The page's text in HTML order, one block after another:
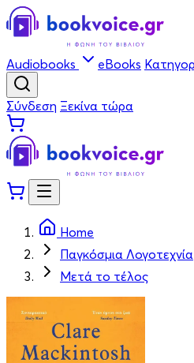
Audiobooks eBooks
Σύνδεση Ξεκίνα τώρα
Home
Παγκόσμια Λογοτεχνία
Μετά το τέλος